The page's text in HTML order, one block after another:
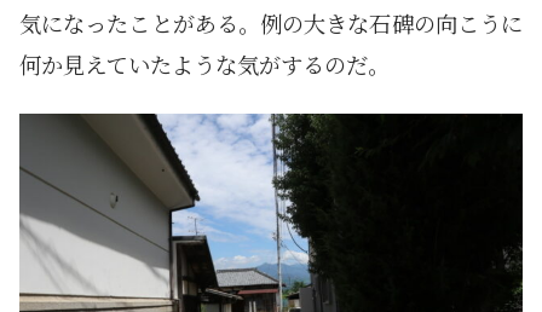
気になったことがある。例の大きな石碑の向こうに
何か見えていたような気がするのだ。